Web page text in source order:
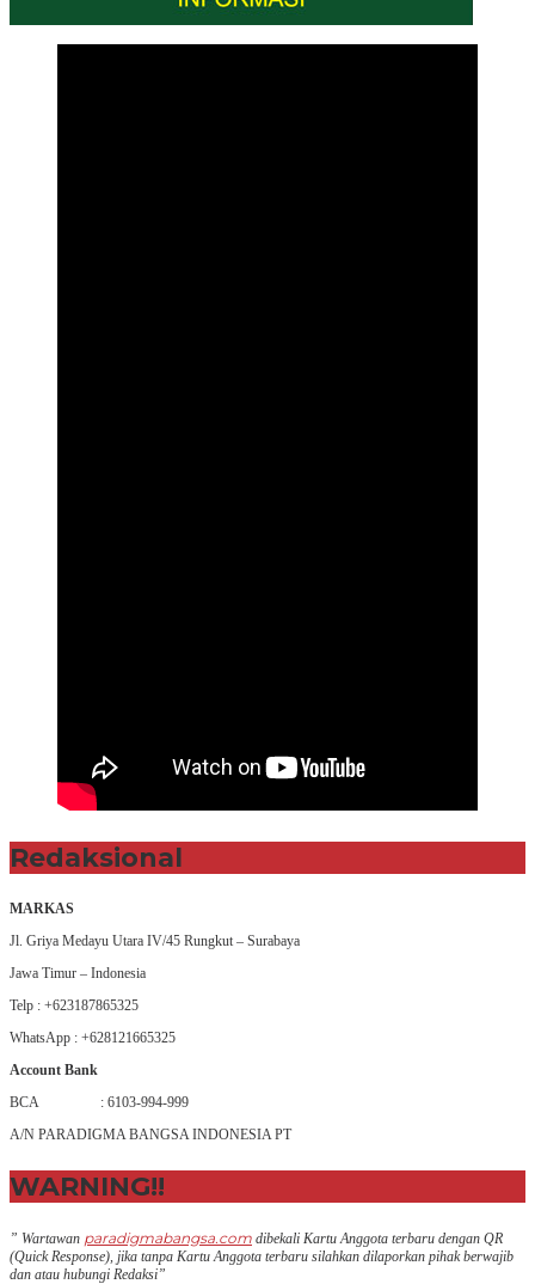
Redaksional
MARKAS
Jl. Griya Medayu Utara IV/45 Rungkut – Surabaya
Jawa Timur – Indonesia
Telp : +623187865325
WhatsApp : +628121665325
Account Bank
BCA : 6103-994-999
A/N PARADIGMA BANGSA INDONESIA PT
WARNING!!
” Wartawan paradigmabangsa.com dibekali Kartu Anggota terbaru dengan QR
(Quick Response), jika tanpa Kartu Anggota terbaru silahkan dilaporkan pihak berwajib
dan atau hubungi Redaksi”